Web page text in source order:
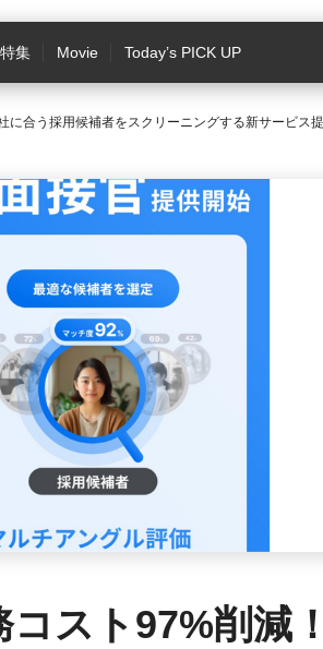
集 Movie Today’s PICK UP
合う採用候補者をスクリーニングする新サービス
スト97%削減！